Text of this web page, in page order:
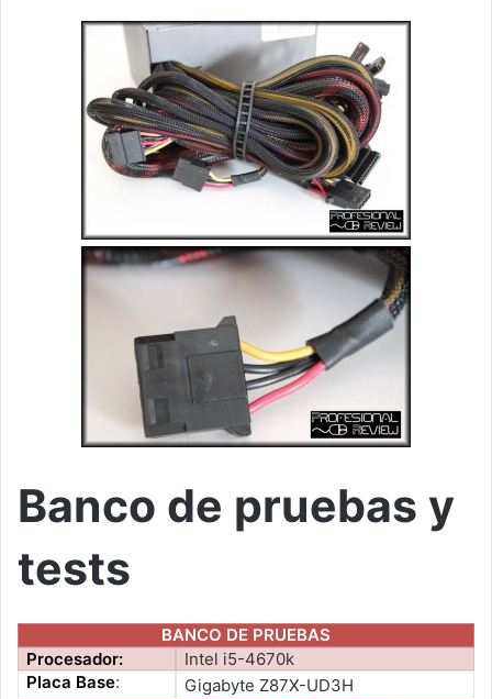
Banco de pruebas y
tests
BANCO DE PRUEBAS
Procesador:
Intel i5-4670k
Placa Base:
Gigabyte Z87X-UD3H